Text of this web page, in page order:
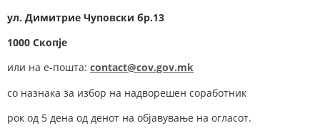
ул. Димитрие Чуповски бр.13
1000 Скопје
или на е-пошта: contact@cov.gov.mk
со назнака за избор на надворешен соработник
рок од 5 дена од денот на објавување на огласот.